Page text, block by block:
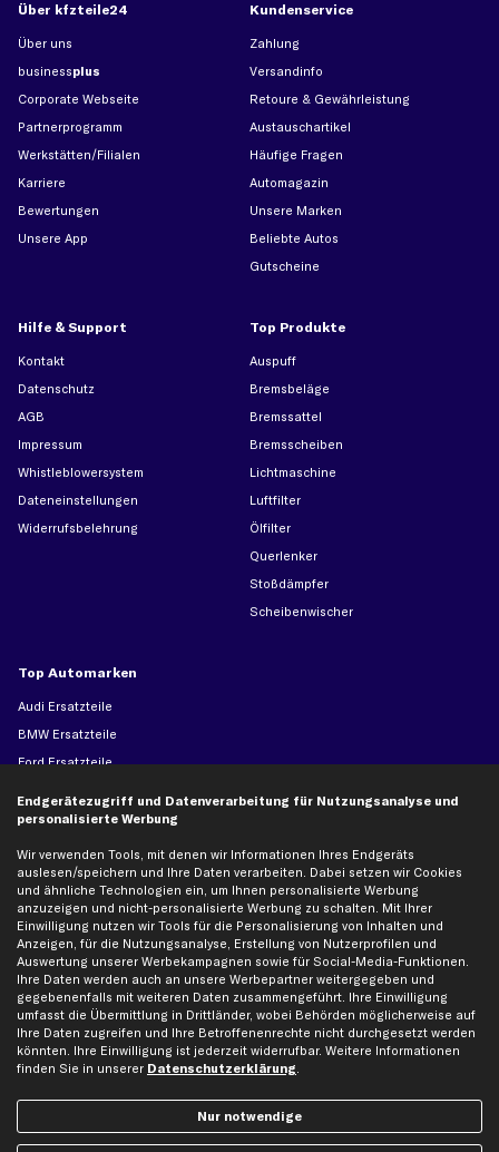
Über kfzteile24
Über uns
businessplus
Corporate Webseite
Partnerprogramm
Werkstätten/Filialen
Karriere
Bewertungen
Unsere App
Kundenservice
Zahlung
Versandinfo
Retoure & Gewährleistung
Austauschartikel
Häufige Fragen
Automagazin
Unsere Marken
Beliebte Autos
Gutscheine
Hilfe & Support
Kontakt
Datenschutz
AGB
Impressum
Whistleblowersystem
Dateneinstellungen
Widerrufsbelehrung
Top Produkte
Auspuff
Bremsbeläge
Bremssattel
Bremsscheiben
Lichtmaschine
Luftfilter
Ölfilter
Querlenker
Stoßdämpfer
Scheibenwischer
Top Automarken
Audi Ersatzteile
BMW Ersatzteile
Ford Ersatzteile
Opel Ersatzteile
Renault Ersatzteile
Seat Ersatzteile
Skoda Ersatzteile
VW Ersatzteile
Social Media
Endgerätezugriff und Datenverarbeitung für Nutzungsanalyse und
personalisierte Werbung
Wir verwenden Tools, mit denen wir Informationen Ihres Endgeräts
auslesen/speichern und Ihre Daten verarbeiten. Dabei setzen wir Cookies
und ähnliche Technologien ein, um Ihnen personalisierte Werbung
anzuzeigen und nicht-personalisierte Werbung zu schalten. Mit Ihrer
Einwilligung nutzen wir Tools für die Personalisierung von Inhalten und
Anzeigen, für die Nutzungsanalyse, Erstellung von Nutzerprofilen und
Auswertung unserer Werbekampagnen sowie für Social-Media-Funktionen.
Ihre Daten werden auch an unsere Werbepartner weitergegeben und
gegebenenfalls mit weiteren Daten zusammengeführt. Ihre Einwilligung
umfasst die Übermittlung in Drittländer, wobei Behörden möglicherweise auf
Ihre Daten zugreifen und Ihre Betroffenenrechte nicht durchgesetzt werden
könnten. Ihre Einwilligung ist jederzeit widerrufbar. Weitere Informationen
finden Sie in unserer Datenschutzerklärung.
Nur notwendige